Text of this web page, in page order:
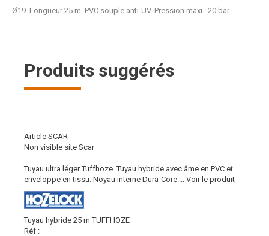
Ø19. Longueur 25 m. PVC souple anti-UV. Pression maxi : 20 bar.
Produits suggérés
Article SCAR
Non visible site Scar
Tuyau ultra léger Tuffhoze. Tuyau hybride avec âme en PVC et
enveloppe en tissu. Noyau interne Dura-Core....
Voir le produit
Tuyau hybride 25 m TUFFHOZE
Réf :